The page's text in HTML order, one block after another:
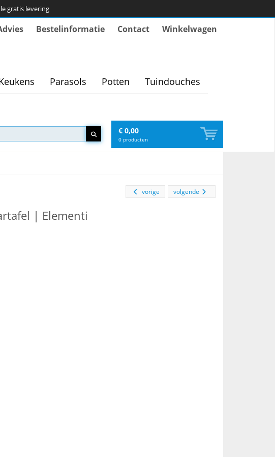
gratis levering
Bestelinformatie Contact Winkelwagen
Parasols Potten Tuindouches
€ 0,00
0 producten
volgende
vorige
| Elementi